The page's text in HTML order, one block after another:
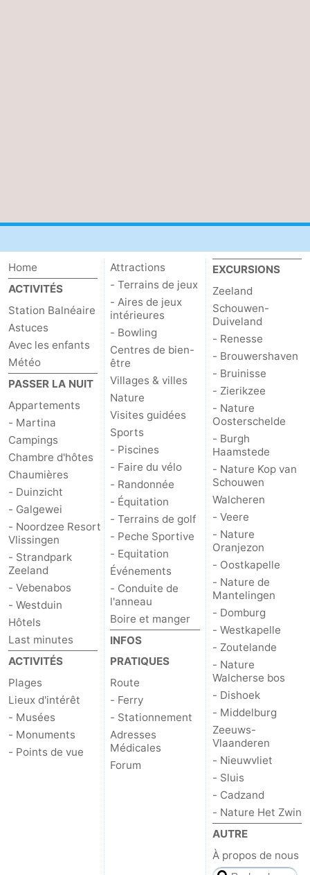
Home
ACTIVITÉS
Station Balnéaire
Astuces
Avec les enfants
Météo
PASSER LA NUIT
Appartements
- Martina
Campings
Chambre d'hôtes
Chaumières
- Duinzicht
- Galgewei
- Noordzee Resort
Vlissingen
- Strandpark
Zeeland
- Vebenabos
- Westduin
Hôtels
Last minutes
ACTIVITÉS
Plages
Lieux d'intérêt
- Musées
- Monuments
- Points de vue
Attractions
- Terrains de jeux
- Aires de jeux
intérieures
- Bowling
Centres de bien-
être
Villages & villes
Nature
Visites guidées
Sports
- Piscines
- Faire du vélo
- Randonnée
- Équitation
- Terrains de golf
- Peche Sportive
- Equitation
Événements
- Conduite de
l'anneau
Boire et manger
INFOS
PRATIQUES
Route
- Ferry
- Stationnement
Adresses
Médicales
Forum
EXCURSIONS
Zeeland
Schouwen-
Duiveland
- Renesse
- Brouwershaven
- Bruinisse
- Zierikzee
- Nature
Oosterschelde
- Burgh
Haamstede
- Nature Kop van
Schouwen
Walcheren
- Veere
- Nature
Oranjezon
- Oostkapelle
- Nature de
Mantelingen
- Domburg
- Westkapelle
- Zoutelande
- Nature
Walcherse bos
- Dishoek
- Middelburg
Zeeuws-
Vlaanderen
- Nieuwvliet
- Sluis
- Cadzand
- Nature Het Zwin
AUTRE
À propos de nous